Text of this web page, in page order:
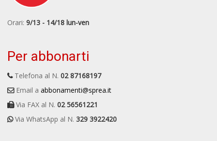
Orari: 9/13 - 14/18 lun-ven
Per abbonarti
Telefona al N. 02 87168197
Email a abbonamenti@sprea.it
Via FAX al N. 02 56561221
Via WhatsApp al N. 329 3922420